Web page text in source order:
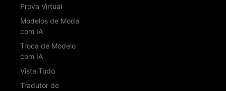
Prova Virtual
Modelos de Moda
com IA
Troca de Modelo
com IA
Vista Tudo
Tradutor de